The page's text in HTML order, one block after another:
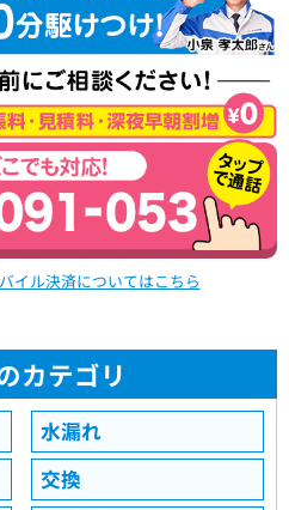
イル決済についてはこちら
カテゴリ
水漏れ
交換